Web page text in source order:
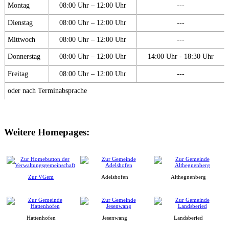
Montag 08:00 Uhr – 12:00 Uhr ---
Dienstag 08:00 Uhr – 12:00 Uhr ---
Mittwoch 08:00 Uhr – 12:00 Uhr ---
Donnerstag 08:00 Uhr – 12:00 Uhr 14:00 Uhr - 18:30 Uhr
Freitag 08:00 Uhr – 12:00 Uhr ---
oder nach Terminabsprache
Weitere Homepages:
Zur VGem Adelshofen Althegnenberg
Hattenhofen Jesenwang Landsberied